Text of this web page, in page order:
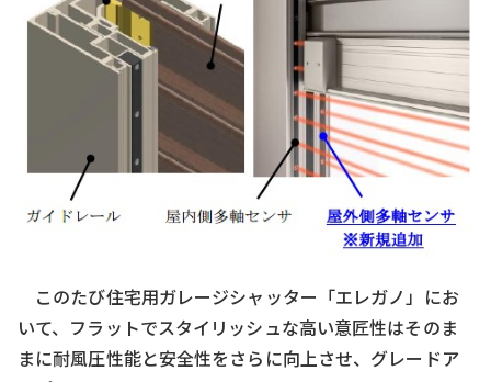
このたび住宅用ガレージシャッター「エレガノ」にお
いて、フラットでスタイリッシュな高い意匠性はそのま
まに耐風圧性能と安全性をさらに向上させ、グレードア